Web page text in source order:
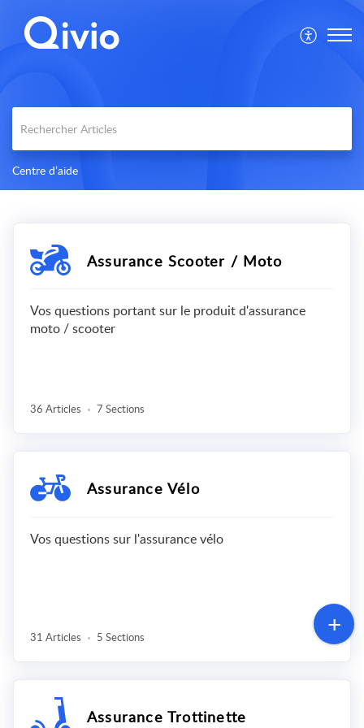
Centre d’aide
Assurance Scooter / Moto
Vos questions portant sur le produit d'assurance
moto / scooter
36 Articles 7 Sections
Assurance Vélo
Vos questions sur l'assurance vélo
31 Articles 5 Sections
Assurance Trottinette